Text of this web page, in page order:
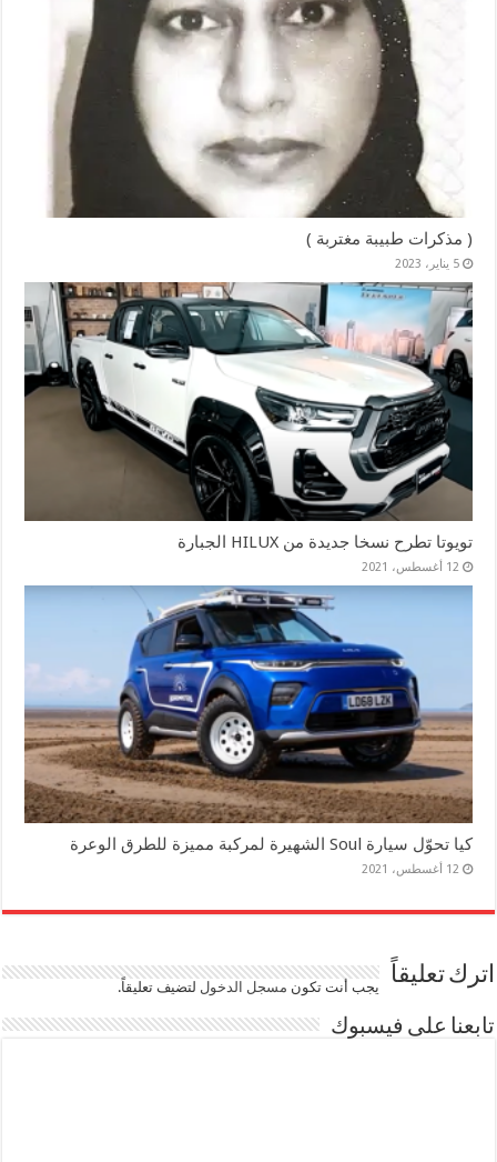
( مذكرات طبيبة مغتربة )
5 يناير، 2023
تويوتا تطرح نسخا جديدة من HILUX الجبارة
12 أغسطس، 2021
كيا تحوّل سيارة Soul الشهيرة لمركبة مميزة للطرق الوعرة
12 أغسطس، 2021
اترك تعليقاً يجب أنت تكون مسجل الدخوللتضيف تعليقاً.
تابعنا على فيسبوك